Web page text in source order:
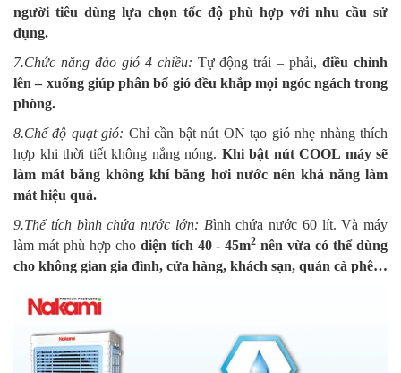
người tiêu dùng lựa chọn tốc độ phù hợp với nhu cầu sử
dụng.
7.Chức năng đảo gió 4 chiều: Tự động trái – phải,điều chỉnh
lên – xuống giúp phân bố gió đều khắp mọi ngóc ngách trong
phòng.
8.Chế độ quạt gió: Chỉ cần bật nút ON tạo gió nhẹ nhàng thích
hợp khi thời tiết không nắng nóng. Khi bật nút COOL máy sẽ
làm mát bằng không khí bằng hơi nước nên khả năng làm
mát hiệu quả.
9.Thể tích bình chứa nước lớn: Bình chứa nước 60 lít. Và máy
làm mát phù hợp cho diện tích 40 - 45m2 nên vừa có thể dùng
cho không gian gia đình, cửa hàng, khách sạn, quán cà phê…